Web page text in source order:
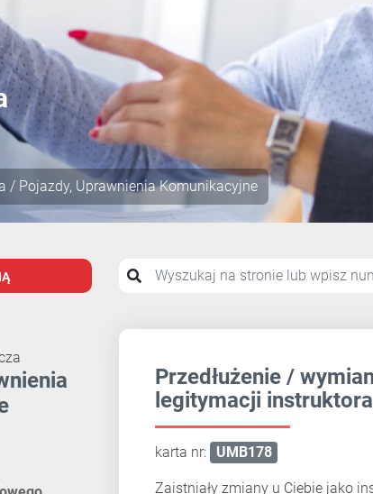
/ Pojazdy, Uprawnienia Komunikacyjne
Przedłużenie /
legitymacji
karta nr: UMB178
Zaistniały zmiany u Ciebie jako